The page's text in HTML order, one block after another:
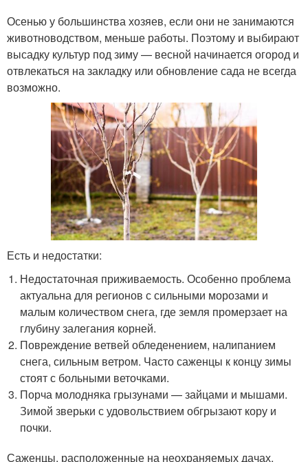
Осенью у большинства хозяев, если они не занимаются
животноводством, меньше работы. Поэтому и выбирают
высадку культур под зиму — весной начинается огород и
отвлекаться на закладку или обновление сада не всегда
возможно.
Есть и недостатки:
Недостаточная приживаемость. Особенно проблема
актуальна для регионов с сильными морозами и
малым количеством снега, где земля промерзает на
глубину залегания корней.
Повреждение ветвей обледенением, налипанием
снега, сильным ветром. Часто саженцы к концу зимы
стоят с больными веточками.
Порча молодняка грызунами — зайцами и мышами.
Зимой зверьки с удовольствием обгрызают кору и
почки.
Саженцы, расположенные на неохраняемых дачах,